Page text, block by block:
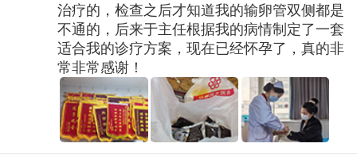
治疗的，检查之后才知道我的输卵管双侧都是
不通的，后来于主任根据我的病情制定了一套
适合我的诊疗方案，现在已经怀孕了，真的非
常非常感谢！